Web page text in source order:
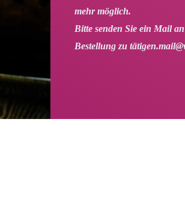
mehr möglich.
Bitte senden Sie ein Mail
Bestellung zu tätigen.